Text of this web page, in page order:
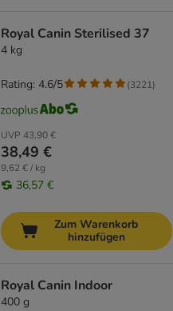
Royal Canin Sterilised 37
4 kg
UVP 43,90 €
38,49 €
9,62 € / kg
36,57 €
Rating: 4.6/5 (3221)
Zum Warenkorb
hinzufügen
Royal Canin Indoor
400 g